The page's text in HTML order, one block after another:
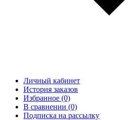
Личный кабинет
История заказов
Избранное (0)
В сравнении (0)
Подписка на рассылку